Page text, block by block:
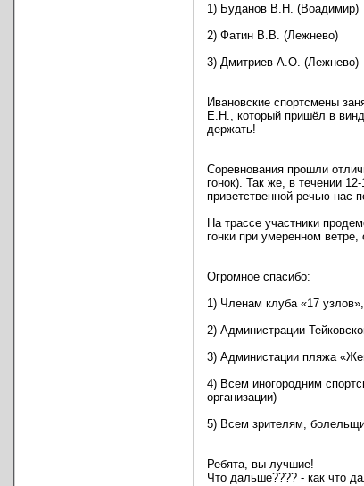
1) Буданов В.Н. (Воадимир)
2) Фатин В.В. (Лежнево)
3) Дмитриев А.О. (Лежнево)
Ивановские спортсмены
Е.Н., который пришёл в
держать!
Соревнования прошли
гонок). Так же, в течении
приветственной речью нас
На трассе участники
гонки при умеренном
Огромное спасибо:
1) Членам клуба «17
2) Администрации
3) Администации пляжа
4) Всем иногородним
организации)
5) Всем зрителям,
Ребята, вы лучшие!
Что дальше???? - как что